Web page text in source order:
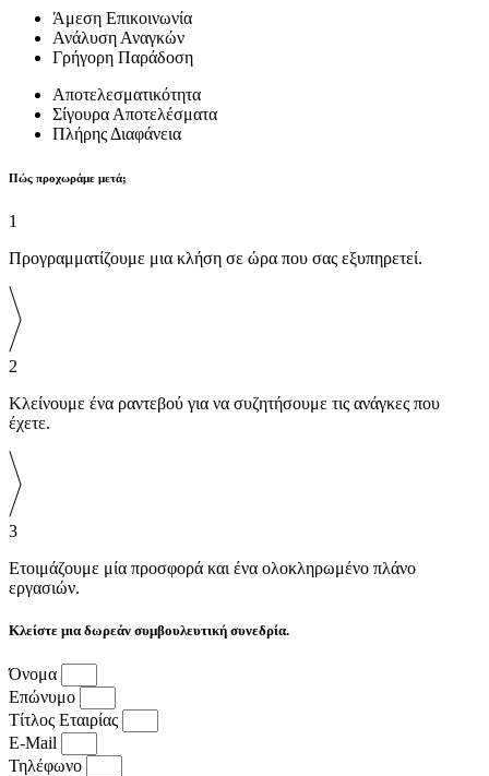
Άμεση Επικοινωνία
Ανάλυση Αναγκών
Γρήγορη Παράδοση
Αποτελεσματικότητα
Σίγουρα Αποτελέσματα
Πλήρης Διαφάνεια
Πώς προχωράμε μετά;
1
Προγραμματίζουμε μια κλήση σε ώρα που σας εξυπηρετεί.
2
Κλείνουμε ένα ραντεβού για να συζητήσουμε τις ανάγκες που
έχετε.
3
Ετοιμάζουμε μία προσφορά και ένα ολοκληρωμένο πλάνο
εργασιών.
Κλείστε μια δωρεάν συμβουλευτική συνεδρία.
Όνομα
Επώνυμο
Τίτλος Εταιρίας
E-Mail
Τηλέφωνο